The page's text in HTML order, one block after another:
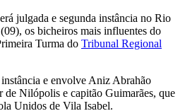
julgada e segunda instância no Rio
os bicheiros mais influentes do
Turma do Tribunal Regional
e envolve Aniz Abrahão
Nilópolis e capitão Guimarães, que
Unidos de Vila Isabel.